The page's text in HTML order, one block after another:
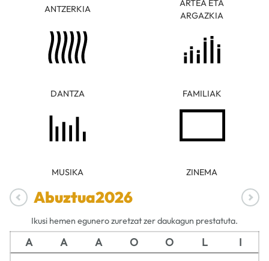
ANTZERKIA
ARTEA ETA
ARGAZKIA
DANTZA FAMILIAK
MUSIKA ZINEMA
Abuztua2026
Ikusi hemen egunero zuretzat zer daukagun prestatuta.
A A A O O L I